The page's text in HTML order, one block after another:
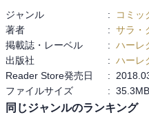
ジャンル : コミッ
著者
: サラ・
掲載誌・レーベル
: ハーレ
出版社
: ハーレ
Reader Store発売日
:
ファイルサイズ
: 35.3MB
同じジャンルのランキング